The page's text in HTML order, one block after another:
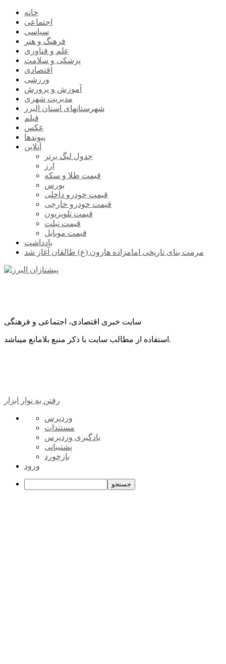
خانه
اجتماعی
سیاسی
فرهنگ و هنر
علم و فناوری
پزشکی و سلامت
اقتصادی
ورزشی
آموزش و پرورش
مدیریت شهری
شهرستانهای استان البرز
فیلم
عکس
پیوندها
آنلاین
جدول لیگ برتر
ارز
قیمت طلا و سکه
بورس
قیمت خودرو داخلی
قیمت خودرو خارجی
قیمت تلویزیون
قیمت تبلت
قیمت موبایل
یادداشت
مرمت بنای تاریخی امامزاده هارون (ع) طالقان آغاز شد
سایت خبری اقتصادی، اجتماعی و فرهنگی
استفاده از مطالب سایت با ذکر منبع بلامانع میباشد.
رفتن به نوار ابزار
درباره
وردپرس
وردپرس
مستندات
یادگیری وردپرس
پشتیبانی
بازخورد
ورود
جستجو